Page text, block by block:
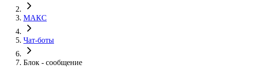
МАКС
Чат-боты
Блок - сообщение